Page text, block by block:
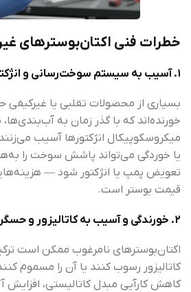
خطرات فنی اکتان‌بوسترهای
۱. آسیب به سیستم سوخت‌رسانی و انژکتورها
بسیاری از محصولات تقلبی یا غیرکیفی
خورنده‌اند که با گذر زمان به
میکروسکوپیکال انژکتورها آسیب
یا خوردگی می‌تواند پاشش سوخت را
تعویض پمپ یا انژکتور شود —
قیمت بوستر است.
۲. خورندگی و آسیب به کاتالیزور و حسگرها
اکتان‌بوسترهای نامرغوب ممکن است
کاتالیزور رسوب کنند یا آن را مسموم
کاهش کارآیی مبدل کاتالیستی، افزایش